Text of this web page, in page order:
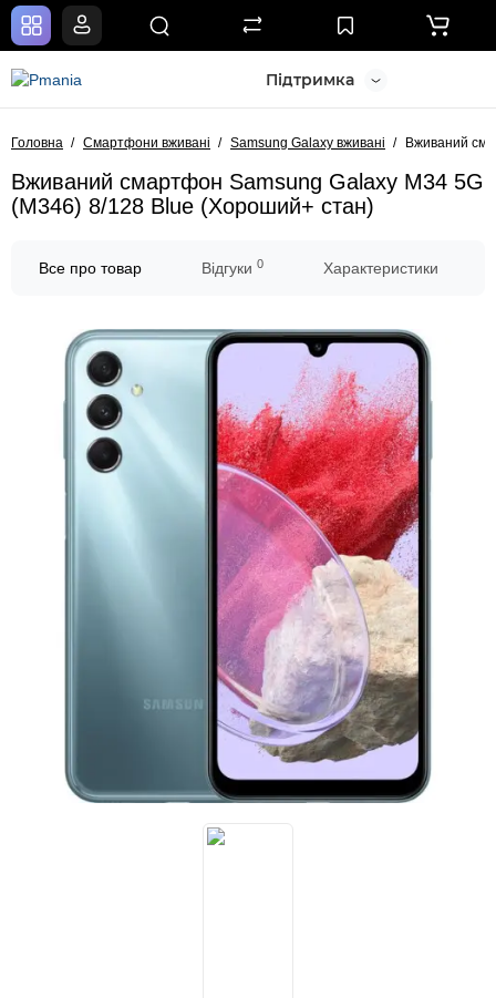
Підтримка
Головна Смартфони вживані Samsung Galaxy вживані Вживаний
Вживаний смартфон Samsung Galaxy M34 5G
(M346) 8/128 Blue (Хороший+ стан)
Все про товар Відгуки 0 Характеристики